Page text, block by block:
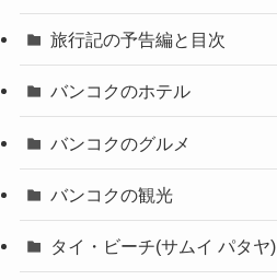
旅行記の予告編と目次
バンコクのホテル
バンコクのグルメ
バンコクの観光
タイ・ビーチ(サムイ パタヤ)